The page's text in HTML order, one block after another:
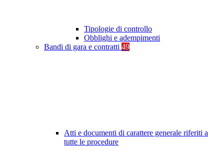
Tipologie di controllo
Obblighi e adempimenti
Bandi di gara e contratti 49
Atti e documenti di carattere generale riferiti a
tutte le procedure